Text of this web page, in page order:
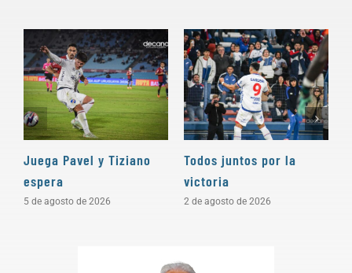
Juega Pavel y Tiziano
espera
5 de agosto de 2026
Todos juntos por la
victoria
2 de agosto de 2026